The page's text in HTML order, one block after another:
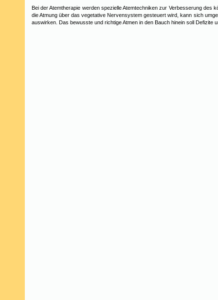
Bei der Atemtherapie werden spezielle Atemtechniken zur Verbesserung des
die Atmung über das vegetative Nervensystem gesteuert wird, kann sich
auswirken. Das bewusste und richtige Atmen in den Bauch hinein soll Defizite